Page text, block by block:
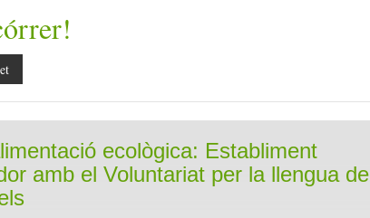
ecològica: Establiment
amb el Voluntariat per la llengua de